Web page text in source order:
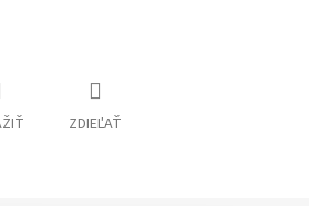
ZDIEĽAŤ